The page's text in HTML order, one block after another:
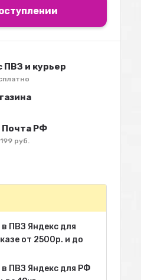
ПВЗ и курьер
Почта РФ
руб.
ПВЗ Яндекс для
от 2500р. и до
в ПВЗ Яндекс для РФ